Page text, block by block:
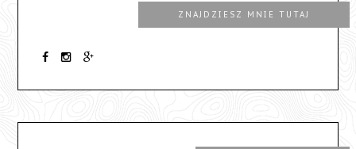
ZNAJDZIESZ MNIE TUTAJ